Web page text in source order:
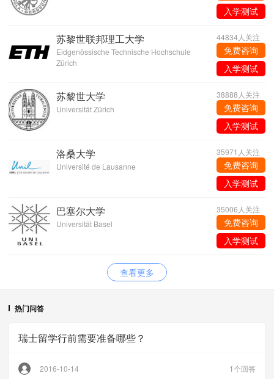
入学测试
苏黎世联邦理工大学
Eidgenössische Technische Hochschule
Zürich
44834人关注
免费咨询
入学测试
苏黎世大学
Universität Zürich
38888人关注
免费咨询
入学测试
洛桑大学
Université de Lausanne
35971人关注
免费咨询
入学测试
巴塞尔大学
Universität Basel
35006人关注
免费咨询
入学测试
查看更多
热门问答
瑞士留学行前需要准备哪些？
2016-10-14 1个回答